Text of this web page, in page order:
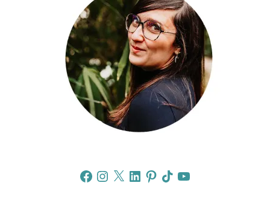
FacebookInstagram
X LinkedInPinterestTikTokYouTube